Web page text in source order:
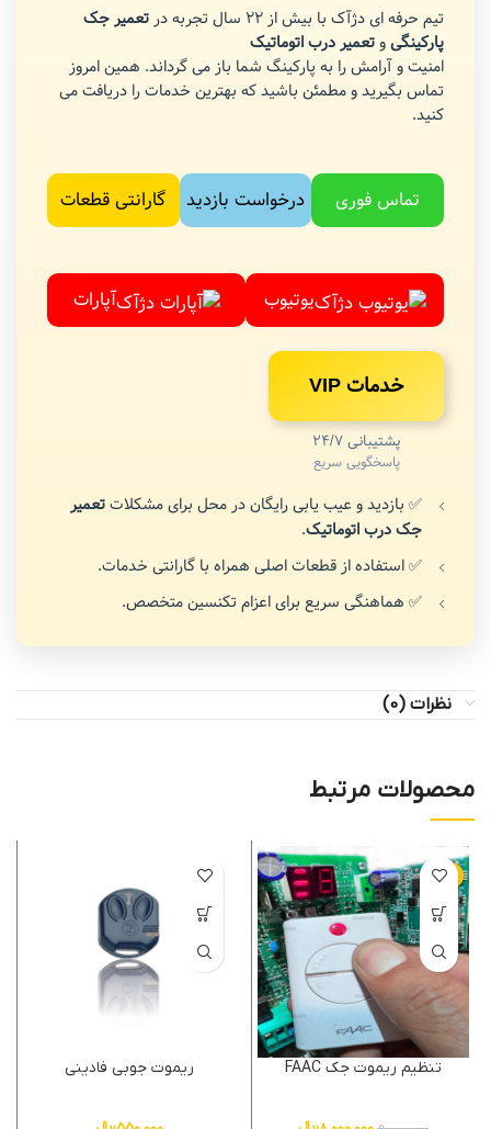
تیم حرفه ای دژآک با بیش از 22 سال تجربه در
تعمیر جک
پارکینگیو تعمیر درب اتوماتیک
امنیت و آرامش را به پارکینگ شما باز می گرداند. همین امروز
تماس بگیرید و مطمئن باشید که بهترین خدمات را دریافت می
کنید.
تماس فوری درخواست بازدید گارانتی قطعات
یوتیوب آپارات
خدمات VIP
پشتیبانی 24/7
پاسخگویی سریع
✅ بازدید و عیب یابی رایگان در محل برای مشکلاتتعمیر
جک درب اتوماتیک.
✅ استفاده از قطعات اصلی همراه با گارانتی خدمات.
✅ هماهنگی سریع برای اعزام تکنسین متخصص.
نظرات (0)
محصولات مرتبط
-11%
تنظیم ریموت جک FAAC ریموت جوبی فادینی